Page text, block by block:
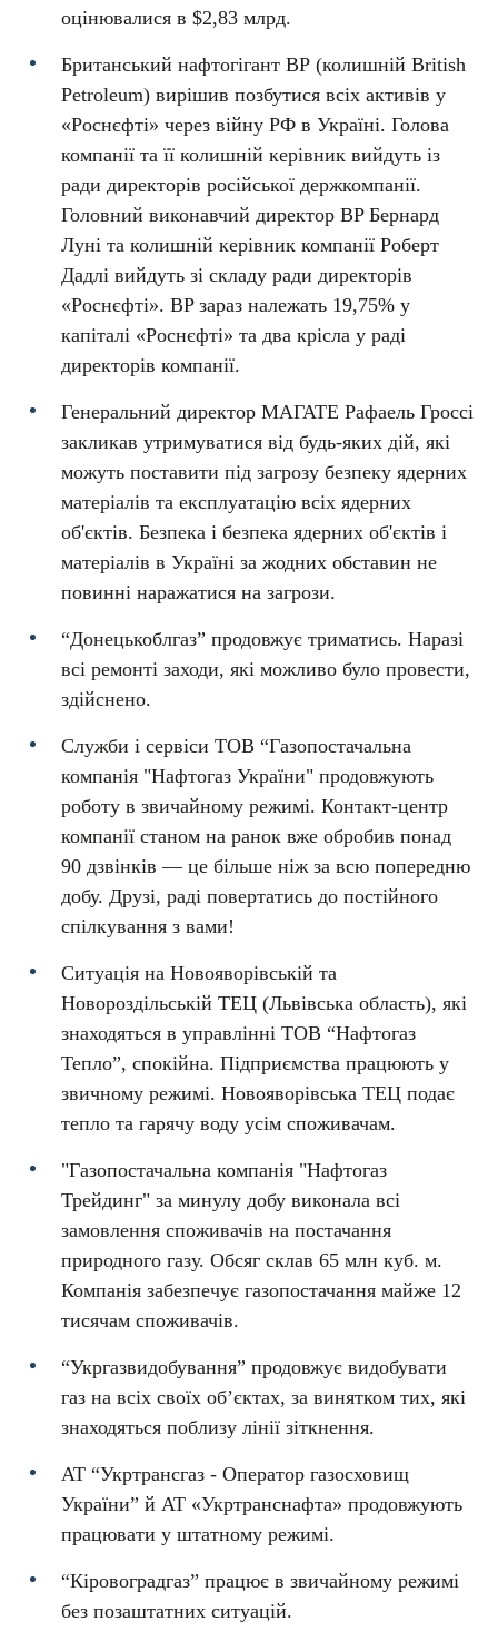
оцінювалися в $2,83 млрд.
Британський нафтогігант ВР (колишній British
Petroleum) вирішив позбутися всіх активів у
«Роснєфті» через війну РФ в Україні. Голова
компанії та її колишній керівник вийдуть із
ради директорів російської держкомпанії.
Головний виконавчий директор BP Бернард
Луні та колишній керівник компанії Роберт
Дадлі вийдуть зі складу ради директорів
«Роснєфті». BP зараз належать 19,75% у
капіталі «Роснєфті» та два крісла у раді
директорів компанії.
Генеральний директор МАГАТЕ Рафаель Гроссі
закликав утримуватися від будь-яких дій, які
можуть поставити під загрозу безпеку ядерних
матеріалів та експлуатацію всіх ядерних
об'єктів. Безпека і безпека ядерних об'єктів і
матеріалів в Україні за жодних обставин не
повинні наражатися на загрози.
“Донецькоблгаз” продовжує триматись. Наразі
всі ремонті заходи, які можливо було провести,
здійснено.
Служби і сервіси ТОВ “Газопостачальна
компанія "Нафтогаз України" продовжують
роботу в звичайному режимі. Контакт-центр
компанії станом на ранок вже обробив понад
90 дзвінків — це більше ніж за всю попередню
добу. Друзі, раді повертатись до постійного
спілкування з вами!
Ситуація на Новояворівській та
Новороздільській ТЕЦ (Львівська область), які
знаходяться в управлінні ТОВ “Нафтогаз
Тепло”, спокійна. Підприємства працюють у
звичному режимі. Новояворівська ТЕЦ подає
тепло та гарячу воду усім споживачам.
"Газопостачальна компанія "Нафтогаз
Трейдинг" за минулу добу виконала всі
замовлення споживачів на постачання
природного газу. Обсяг склав 65 млн куб. м.
Компанія забезпечує газопостачання майже 12
тисячам споживачів.
“Укргазвидобування” продовжує видобувати
газ на всіх своїх об’єктах, за винятком тих, які
знаходяться поблизу лінії зіткнення.
АТ “Укртрансгаз - Оператор газосховищ
України” й АТ «Укртранснафта» продовжують
працювати у штатному режимі.
“Кіровоградгаз” працює в звичайному режимі
без позаштатних ситуацій.